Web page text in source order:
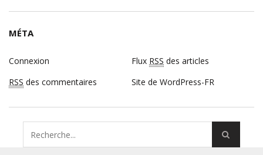
MÉTA
Connexion Flux RSS des articles
RSS des commentaires Site de WordPress-FR